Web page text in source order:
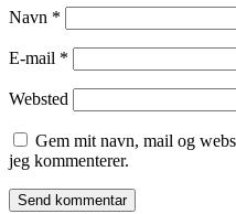
Navn *
E-mail *
Websted
Gem mit navn, mail og
jeg kommenterer.